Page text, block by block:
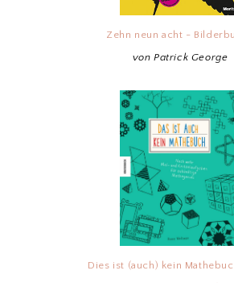
Zehn neun acht -
von Patrick George
Dies ist (auch) kein